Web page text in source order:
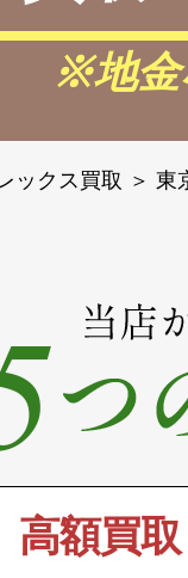
※地金
ックス買取 ＞ 東
高額買取